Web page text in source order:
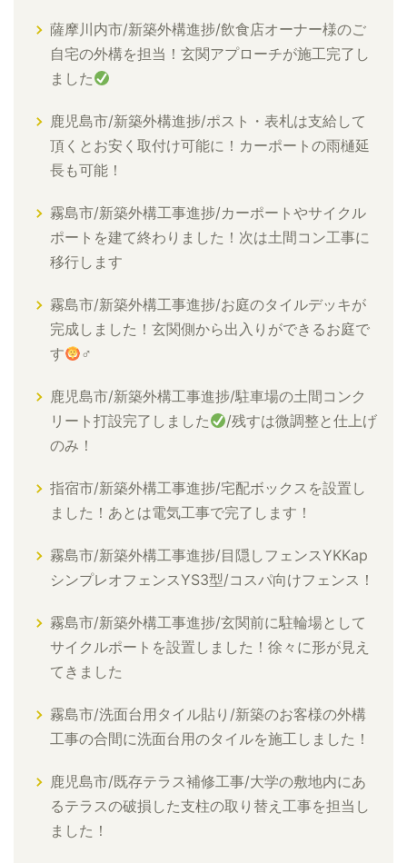
薩摩川内市/新築外構進捗/飲食店オーナー様のご
自宅の外構を担当！玄関アプローチが施工完了し
ました
鹿児島市/新築外構進捗/ポスト・表札は支給して
頂くとお安く取付け可能に！カーポートの雨樋延
長も可能！
霧島市/新築外構工事進捗/カーポートやサイクル
ポートを建て終わりました！次は土間コン工事に
移行します
霧島市/新築外構工事進捗/お庭のタイルデッキが
完成しました！玄関側から出入りができるお庭で
す
‍♂
鹿児島市/新築外構工事進捗/駐車場の土間コンク
リート打設完了しました
/残すは微調整と仕上げ
のみ！
指宿市/新築外構工事進捗/宅配ボックスを設置し
ました！あとは電気工事で完了します！
霧島市/新築外構工事進捗/目隠しフェンスYKKap
シンプレオフェンスYS3型/コスパ向けフェンス！
霧島市/新築外構工事進捗/玄関前に駐輪場として
サイクルポートを設置しました！徐々に形が見え
てきました
霧島市/洗面台用タイル貼り/新築のお客様の外構
工事の合間に洗面台用のタイルを施工しました！
鹿児島市/既存テラス補修工事/大学の敷地内にあ
るテラスの破損した支柱の取り替え工事を担当し
ました！